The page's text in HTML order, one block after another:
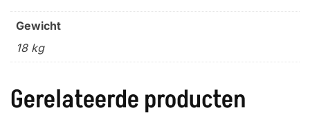
Gewicht
18 kg
Gerelateerde producten